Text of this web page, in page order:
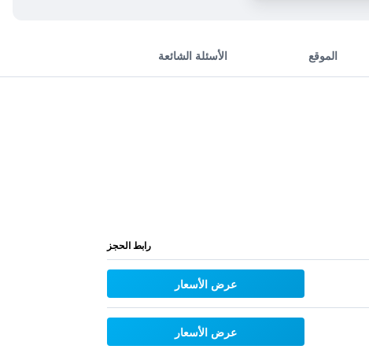
الموقع الأسئلة الشائعة
رابط الحجز
عرض الأسعار
عرض الأسعار